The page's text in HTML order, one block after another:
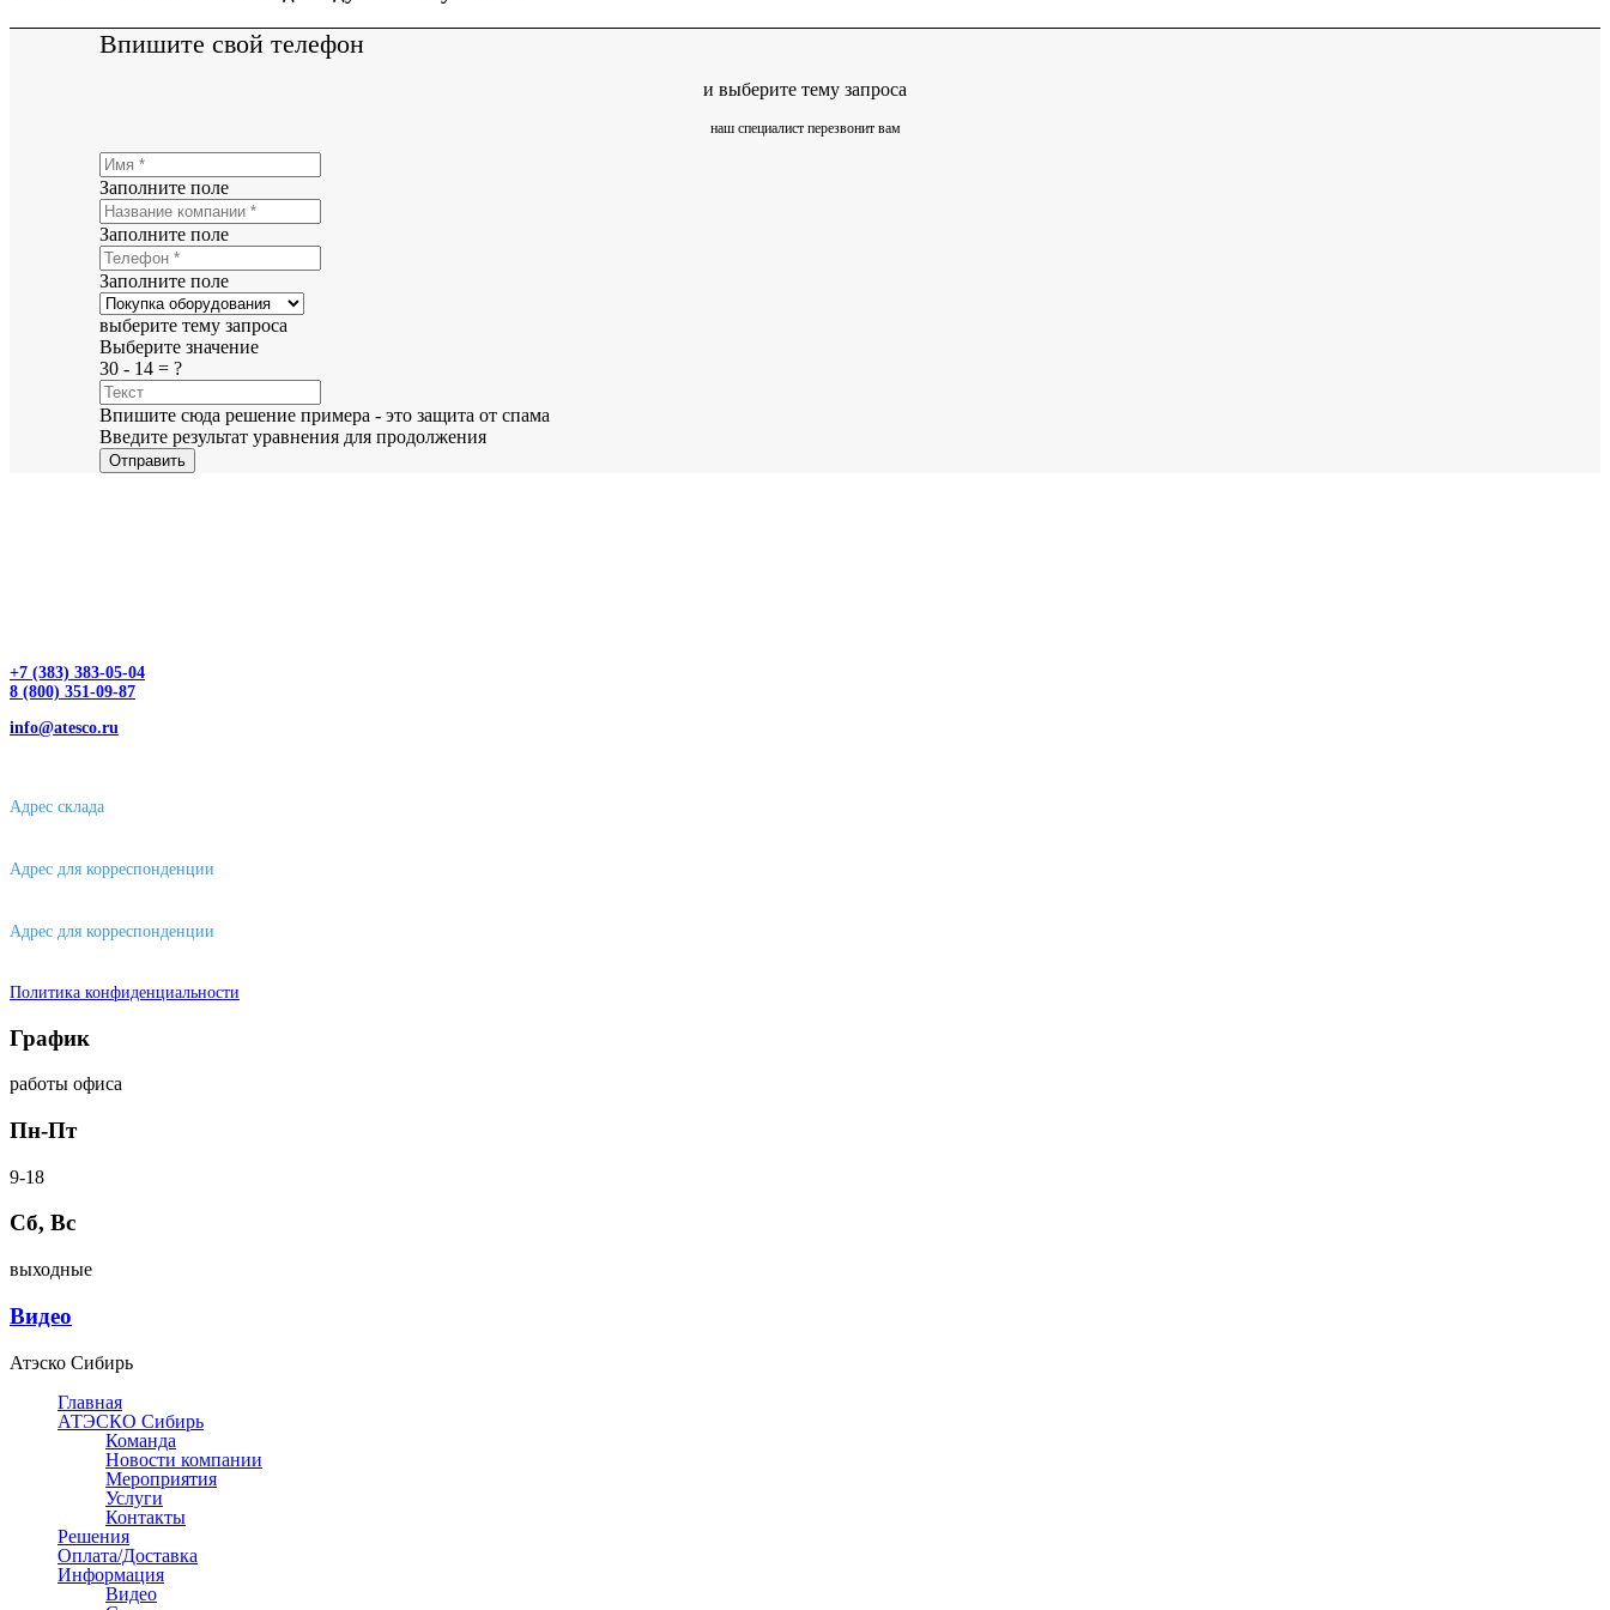
Впишите свой телефон
и выберите тему запроса
наш специалист перезвонит вам
Заполните поле
Заполните поле
Заполните поле
выберите тему запроса
Выберите значение
30 - 14 = ?
Впишите сюда решение примера - это защита от спама
Введите результат уравнения для продолжения
Отправить
+7 (383) 383-05-04
8 (800) 351-09-87
info@atesco.ru
Адрес склада
Адрес для корреспонденции
Адрес для корреспонденции
Политика конфиденциальности
График
работы офиса
Пн-Пт
9-18
Сб, Вс
выходные
Видео
Атэско Сибирь
Главная
АТЭСКО Сибирь
Команда
Новости компании
Мероприятия
Услуги
Контакты
Решения
Оплата/Доставка
Информация
Видео